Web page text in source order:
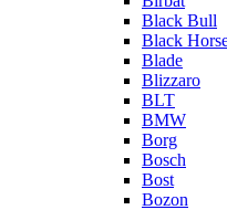
Black Bull
Black
Blade
Blizzaro
BLT
BMW
Borg
Bosch
Bost
Bozon